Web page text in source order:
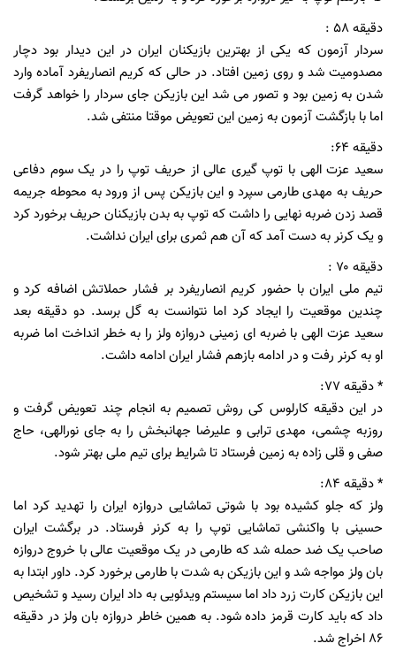
دقیقه ۵۸ :
سردار آزمون که یکی از بهترین بازیکنان ایران در این دیدار بود دچار
مصدومیت شد و روی زمین افتاد. در حالی که کریم انصاریفرد آماده وارد
شدن به زمین بود و تصور می شد این بازیکن جای سردار را خواهد گرفت
اما با بازگشت آزمون به زمین این تعویض موقتا منتفی شد.
دقیقه ۶۴:
سعید عزت الهی با توپ گیری عالی از حریف توپ را در یک سوم دفاعی
حریف به مهدی طارمی سپرد و این بازیکن پس از ورود به محوطه جریمه
قصد زدن ضربه نهایی را داشت که توپ به بدن بازیکنان حریف برخورد کرد
و یک کرنر به دست آمد که آن هم ثمری برای ایران نداشت.
دقیقه ۷۰ :
تیم ملی ایران با حضور کریم انصاریفرد بر فشار حملاتش اضافه کرد و
چندین موقعیت را ایجاد کرد اما نتوانست به گل برسد. دو دقیقه بعد
سعید عزت الهی با ضربه ای زمینی دروازه ولز را به خطر انداخت اما ضربه
او به کرنر رفت و در ادامه بازهم فشار ایران ادامه داشت.
* دقیقه ۷۷:
در این دقیقه کارلوس کی روش تصمیم به انجام چند تعویض گرفت و
روزبه چشمی، مهدی ترابی و علیرضا جهانبخش را به جای نورالهی، حاج
صفی و قلی زاده به زمین فرستاد تا شرایط برای تیم ملی بهتر شود.
* دقیقه ۸۴:
ولز که جلو کشیده بود با شوتی تماشایی دروازه ایران را تهدید کرد اما
حسینی با واکنشی تماشایی توپ را به کرنر فرستاد. در برگشت ایران
صاحب یک ضد حمله شد که طارمی در یک موقعیت عالی با خروج دروازه
بان ولز مواجه شد و این بازیکن به شدت با طارمی برخورد کرد. داور ابتدا به
این بازیکن کارت زرد داد اما سیستم ویدئویی به داد ایران رسید و تشخیص
داد که باید کارت قرمز داده شود. به همین خاطر دروازه بان ولز در دقیقه
۸۶ اخراج شد.